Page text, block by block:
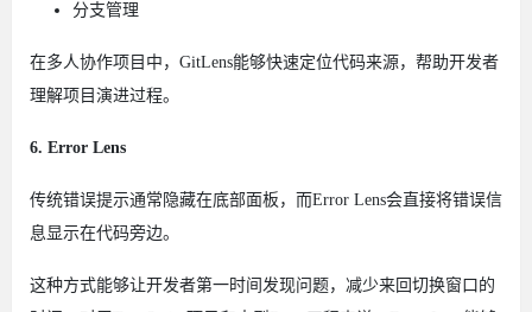
分支管理
在多人协作项目中，GitLens能够快速定位代码来源，帮助开发者
理解项目演进过程。
6. Error Lens
传统错误提示通常隐藏在底部面板，而Error Lens会直接将错误信
息显示在代码旁边。
这种方式能够让开发者第一时间发现问题，减少来回切换窗口的